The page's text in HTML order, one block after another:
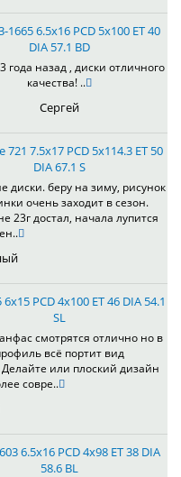
1665 6.5x16 PCD 5x100 ET 40
DIA 57.1 BD
года назад , диски отличного
качества! ..
Сергей
721 7.5x17 PCD 5x114.3 ET 50
DIA 67.1 S
диски. беру на зиму, рисунок
очень заходит в сезон.
23г достал, начала лупится
6x15 PCD 4x100 ET 46 DIA 54.1
SL
смотрятся отлично но в
всё портит вид
или плоский дизайн
совре..
6.5x16 PCD 4x98 ET 38 DIA
58.6 BL